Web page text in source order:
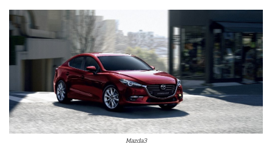
Mazda3